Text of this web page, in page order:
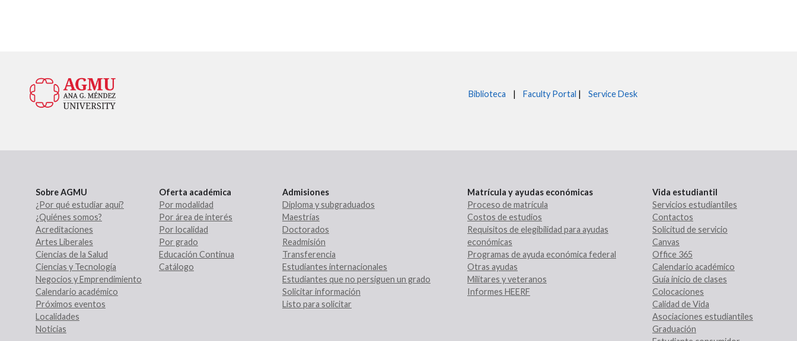
Biblioteca | Faculty Portal | Service Desk
Sobre AGMU
¿Por qué estudiar aquí?
¿Quiénes somos?
Acreditaciones
Artes Liberales
Ciencias de la Salud
Ciencias y Tecnología
Negocios y Emprendimiento
Calendario académico
Próximos eventos
Localidades
Noticias
Oferta académica
Por modalidad
Por área de interés
Por localidad
Por grado
Educación Continua
Catálogo
Admisiones
Diploma y subgraduados
Maestrías
Doctorados
Readmisión
Transferencia
Estudiantes internacionales
Estudiantes que no persiguen un grado
Solicitar información
Listo para solicitar
Matrícula y ayudas económicas
Proceso de matrícula
Costos de estudios
Requisitos de elegibilidad para ayudas
económicas
Programas de ayuda económica federal
Otras ayudas
Militares y veteranos
Informes HEERF
Vida estudiantil
Servicios estudiantiles
Contactos
Solicitud de servicio
Canvas
Office 365
Calendario académico
Guía inicio de clases
Colocaciones
Calidad de Vida
Asociaciones estudiantiles
Graduación